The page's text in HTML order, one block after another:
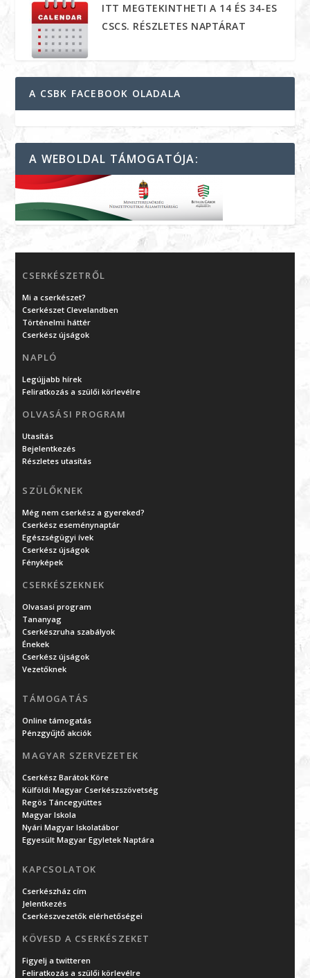
ITT MEGTEKINTHETI A 14 ÉS 34-ES
CSCS. RÉSZLETES NAPTÁRAT
A CSBK FACEBOOK OLADALA
A WEBOLDAL TÁMOGATÓJA:
CSERKÉSZETRŐL
Mi a cserkészet?
Cserkészet Clevelandben
Történelmi háttér
Cserkész újságok
NAPLÓ
Legújjabb hírek
Feliratkozás a szülői körlevélre
OLVASÁSI PROGRAM
Utasítás
Bejelentkezés
Részletes utasítás
SZÜLŐKNEK
Még nem cserkész a gyereked?
Cserkész eseménynaptár
Egészségügyi ívek
Cserkész újságok
Fényképek
CSERKÉSZEKNEK
Olvasasi program
Tananyag
Cserkészruha szabályok
Énekek
Cserkész újságok
Vezetőknek
TÁMOGATÁS
Online támogatás
Pénzgyűjtő akciók
MAGYAR SZERVEZETEK
Cserkész Barátok Köre
Külföldi Magyar Cserkészszövetség
Regös Táncegyüttes
Magyar Iskola
Nyári Magyar Iskolatábor
Egyesült Magyar Egyletek Naptára
KAPCSOLATOK
Cserkészház cím
Jelentkezés
Cserkészvezetők elérhetőségei
KÖVESD A CSERKÉSZEKET
Figyelj a twitteren
Feliratkozás a szülői körlevélre